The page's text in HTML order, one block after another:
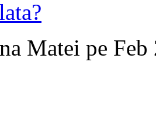
Matei pe Feb